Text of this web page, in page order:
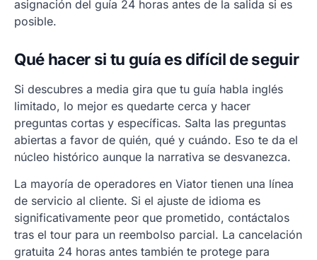
asignación del guía 24 horas antes de la salida si es
posible.
Qué hacer si tu guía es difícil de seguir
Si descubres a media gira que tu guía habla inglés
limitado, lo mejor es quedarte cerca y hacer
preguntas cortas y específicas. Salta las preguntas
abiertas a favor de quién, qué y cuándo. Eso te da el
núcleo histórico aunque la narrativa se desvanezca.
La mayoría de operadores en Viator tienen una línea
de servicio al cliente. Si el ajuste de idioma es
significativamente peor que prometido, contáctalos
tras el tour para un reembolso parcial. La cancelación
gratuita 24 horas antes también te protege para